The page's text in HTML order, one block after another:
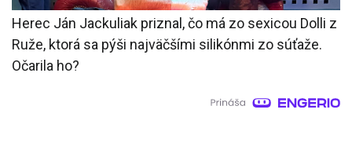
Herec Ján Jackuliak priznal, čo má zo sexicou Dolli z
Ruže, ktorá sa pýši najväčšími silikónmi zo súťaže.
Očarila ho?